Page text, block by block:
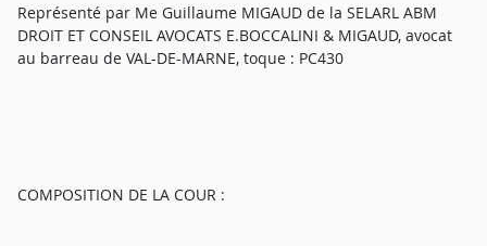
Représenté par Me Guillaume MIGAUD de la SELARL ABM
DROIT ET CONSEIL AVOCATS E.BOCCALINI & MIGAUD, avocat
au barreau de VAL-DE-MARNE, toque : PC430
COMPOSITION DE LA COUR :